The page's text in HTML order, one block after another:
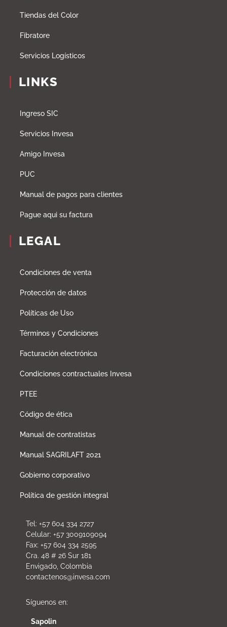
Tiendas del Color
Fibratore
Servicios Logísticos
LINKS
Ingreso SIC
Servicios Invesa
Amigo Invesa
PUC
Manual de pagos para clientes
Pague aqui su factura
LEGAL
Condiciones de venta
Protección de datos
Políticas de Uso
Términos y Condiciones
Facturación electrónica
Condiciones contractuales Invesa
PTEE
Código de ética
Manual de contratistas
Manual SAGRILAFT 2021
Gobierno corporativo
Política de gestión integral
Tel: +57 604 334 2727
Celular: +57 3009109094
Fax: +57 604 334 2595
Cra. 48 # 26 Sur 181
Envigado, Colombia
contactenos@invesa.com
Síguenos en:
Sapolin